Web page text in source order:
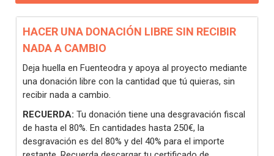
HACER UNA DONACIÓN LIBRE SIN RECIBIR
NADA A CAMBIO
Deja huella en Fuenteodra y apoya al proyecto mediante
una donación libre con la cantidad que tú quieras, sin
recibir nada a cambio.
RECUERDA: Tu donación tiene una desgravación fiscal
de hasta el 80%. En cantidades hasta 250€, la
desgravación es del 80% y del 40% para el importe